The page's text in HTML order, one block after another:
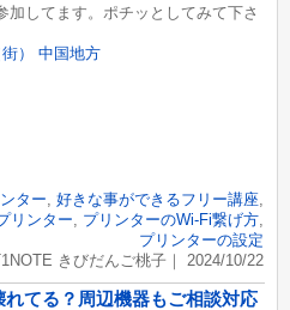
してます。ポチッとしてみて下さ
ター 好きな事ができるフリー講座,
リンター プリンターのWi-Fi繋げ方,
プリンターの設定
きびだんご桃子｜ 2024/10/22
てる？周辺機器もご相談対応